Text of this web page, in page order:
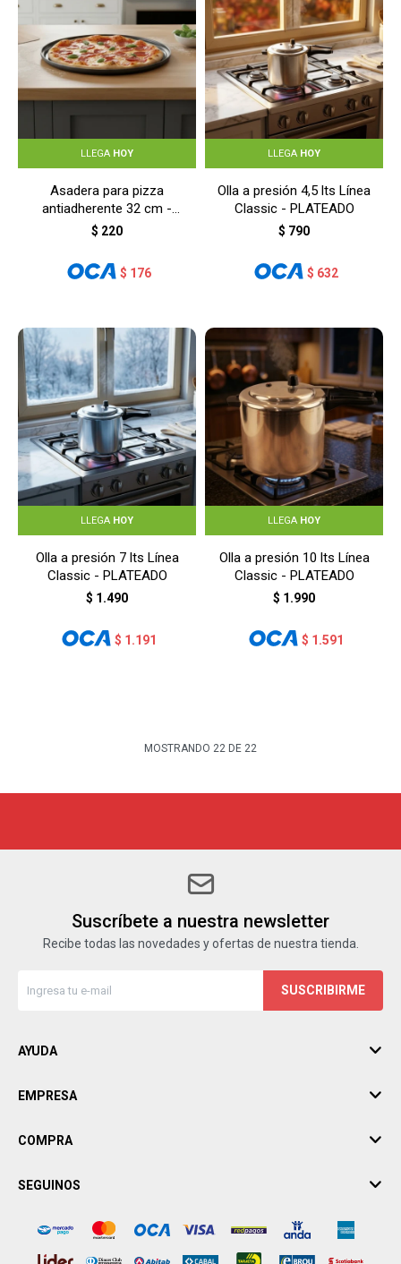
LLEGA HOY
Asadera para pizza
antiadherente 32 cm -
GRIS
$ 220
$ 176
LLEGA HOY
Olla a presión 4,5 lts Línea
Classic - PLATEADO
$ 790
$ 632
LLEGA HOY
Olla a presión 7 lts Línea
Classic - PLATEADO
$ 1.490
$ 1.191
LLEGA HOY
Olla a presión 10 lts Línea
Classic - PLATEADO
$ 1.990
$ 1.591
MOSTRANDO 22 DE 22
Suscríbete a nuestra newsletter
Recibe todas las novedades y ofertas de nuestra tienda.
SUSCRIBIRME
AYUDA
EMPRESA
COMPRA
SEGUINOS